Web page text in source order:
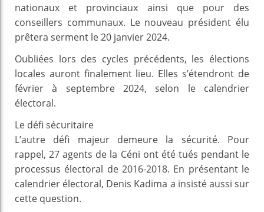
nationaux et provinciaux ainsi que pour des
conseillers communaux. Le nouveau président élu
prêtera serment le 20 janvier 2024.
Oubliées lors des cycles précédents, les élections
locales auront finalement lieu. Elles s’étendront de
février à septembre 2024, selon le calendrier
électoral.
Le défi sécuritaire
L’autre défi majeur demeure la sécurité. Pour
rappel, 27 agents de la Céni ont été tués pendant le
processus électoral de 2016-2018. En présentant le
calendrier électoral, Denis Kadima a insisté aussi sur
cette question.